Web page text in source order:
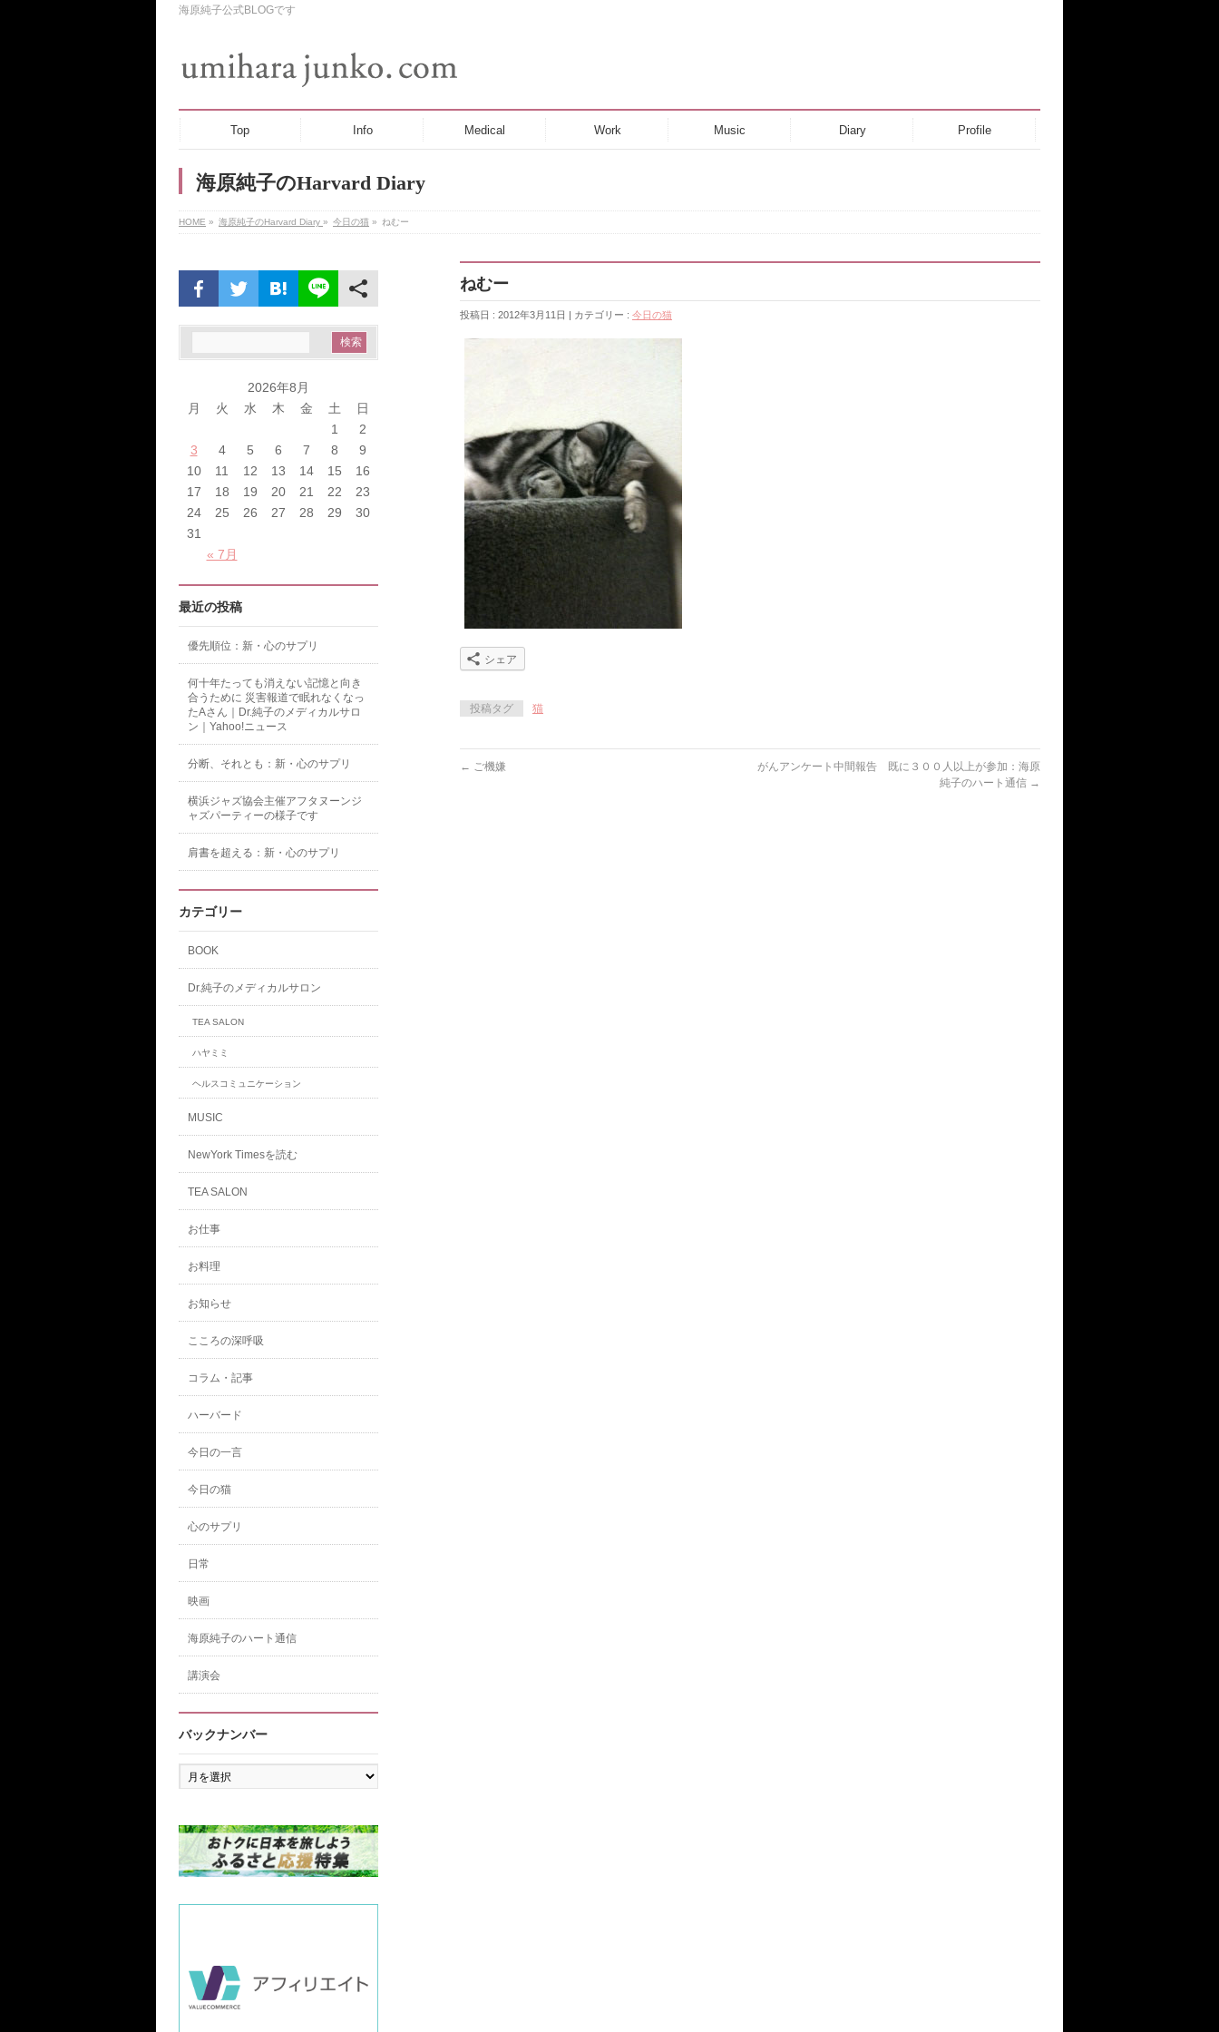
海原純子公式BLOGです
Top Info Medical Work Music Diary Profile
海原純子のHarvard Diary
HOME » 海原純子のHarvard Diary » 今日の猫 » ねむー
ねむー
投稿日 : 2012年3月11日 | カテゴリー : 今日の猫
シェア
投稿タグ 猫
← ご機嫌
がんアンケート中間報告 既に３００人以上が参加：海原
純子のハート通信 →
2026年8月
月
火 水 木 金 土 日
« 7月
1
2
3
4 5 6 7 8
9
10
11 12 13 14 15
16
17
18 19 20 21 22
23
24
25 26 27 28 29
30
31
最近の投稿
優先順位：新・心のサプリ
何十年たっても消えない記憶と向き
合うために 災害報道で眠れなくなっ
たAさん｜Dr.純子のメディカルサロ
ン｜Yahoo!ニュース
分断、それとも：新・心のサプリ
横浜ジャズ協会主催アフタヌーンジ
ャズパーティーの様子です
肩書を超える：新・心のサプリ
カテゴリー
BOOK
Dr.純子のメディカルサロン
TEA SALON
ハヤミミ
ヘルスコミュニケーション
MUSIC
NewYork Timesを読む
TEA SALON
お仕事
お料理
お知らせ
こころの深呼吸
コラム・記事
ハーバード
今日の一言
今日の猫
心のサプリ
日常
映画
海原純子のハート通信
講演会
バックナンバー
バ
ッ
ン
バ
ー